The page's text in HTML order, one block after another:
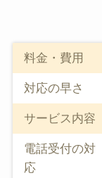
料金・費用
対応の早さ
サービス内容
電話受付の対
応